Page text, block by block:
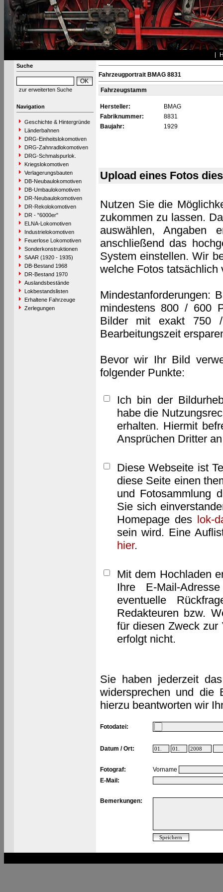
Suche
zur erweiterten Suche
Navigation
Geschichte & Hintergründe
Länderbahnen
DRG-Einheitslokomotiven
DRG-Zahnradlokomotiven
DRG-Schmalspurlok.
Kriegslokomotiven
Verlagerungsbauten
DB-Neubaulokomotiven
DB-Umbaulokomotiven
DR-Neubaulokomotiven
DR-Rekolokomotiven
DR - "6000er"
ELNA-Lokomotiven
Industrielokomotiven
Feuerlose Lokomotiven
Sonderkonstruktionen
SAAR (1920 - 1935)
DB-Bestand 1968
DR-Bestand 1970
Auslandsbestände
Lokbestandslisten
Erhaltene Fahrzeuge
Zerlegungen
Fahrzeugportrait BMAG 8831
Fahrzeugstamm
Hersteller:
BMAG
Fabriknummer:
8831
Baujahr:
1929
Upload eines Fotos
Nutzen Sie die
zukommen zu lassen.
auswählen, Angaben
anschließend das
System einstellen. Wir
welche Fotos tatsächlich
Mindestanforderungen:
mindestens 800 / 600
Bilder mit exakt 750
Bearbeitungszeit
Bevor wir Ihr Bild
folgender Punkte:
Ich bin der
habe die
erhalten. Hiermit
Ansprüchen Dritter
Diese Webseite ist
diese Seite einen
und Fotosammlung
Sie sich
Homepage des lok-
sein wird. Eine
hier.
Mit dem Hochladen
Ihre E-Mail-
eventuelle
Redakteuren bzw.
für diesen Zweck zur
erfolgt nicht.
Sie haben jederzeit
widersprechen und die
hierzu beantworten wir
Fotodatei:
Datum / Ort:
Fotograf:
Vorname
E-Mail:
Bemerkungen: